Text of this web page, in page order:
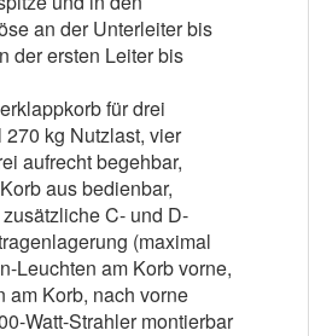
an der Unterleiter bis
der ersten Leiter bis
für drei
kg Nutzlast, vier
aufrecht begehbar,
aus bedienbar,
C- und D-
(maximal
Leuchten am Korb vorne,
am Korb, nach vorne
Watt-Strahler montierbar